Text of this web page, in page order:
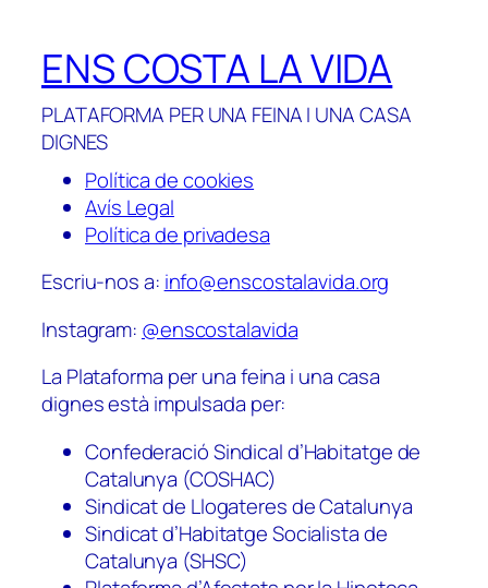
ENS COSTA LA VIDA
PLATAFORMA PER UNA FEINA I UNA CASA
DIGNES
Política de cookies
Avís Legal
Política de privadesa
Escriu-nos a: info@enscostalavida.org
Instagram: @enscostalavida
La Plataforma per una feina i una casa
dignes està impulsada per:
Confederació Sindical d’Habitatge de
Catalunya (COSHAC)
Sindicat de Llogateres de Catalunya
Sindicat d’Habitatge Socialista de
Catalunya (SHSC)